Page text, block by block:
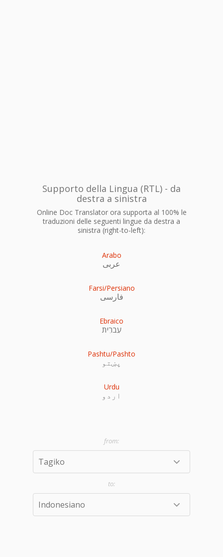
Supporto della Lingua (RTL) - da
destra a sinistra
Online Doc Translator ora supporta al 100% le
traduzioni delle seguenti lingue da destra a
sinistra (right-to-left):
Arabo
عربى
Farsi/Persiano
فارسی
Ebraico
עִברִית
Pashtu/Pashto
پښتو
Urdu
اردو